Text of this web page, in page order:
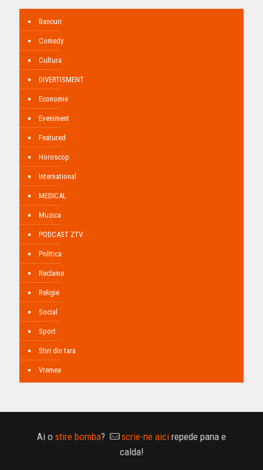
Bancuri
Comedy
Cultura
DIVERTISMENT
Economie
Eveniment
Featured
Horoscop
International
MEDICAL
Muzica
PODCAST ZTV
Politica
Reclame
Religie
Social
Sport
Stiri din tara
Vremea
Ai o stire bomba? scrie-ne aici repede pana e
calda!